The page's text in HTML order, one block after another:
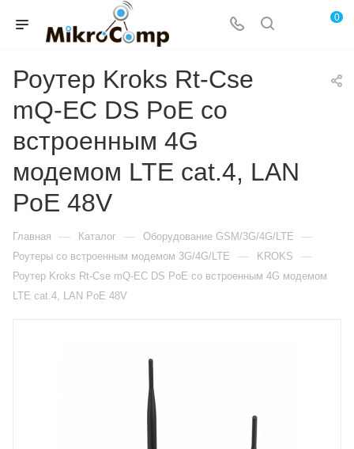
0
Роутер Kroks Rt-Cse
mQ-EC DS PoE со
встроенным 4G
модемом LTE cat.4, LAN
PoE 48V
Главная — Каталог — Оборудование GSM/3G/4G/LTE —
Роутеры со встроенным модемом 3G/4G/LTE — KROKS —
Роутер Kroks Rt-Cse mQ-EC DS PoE со встроенным 4G модемом
LTE cat.4, LAN PoE 48V